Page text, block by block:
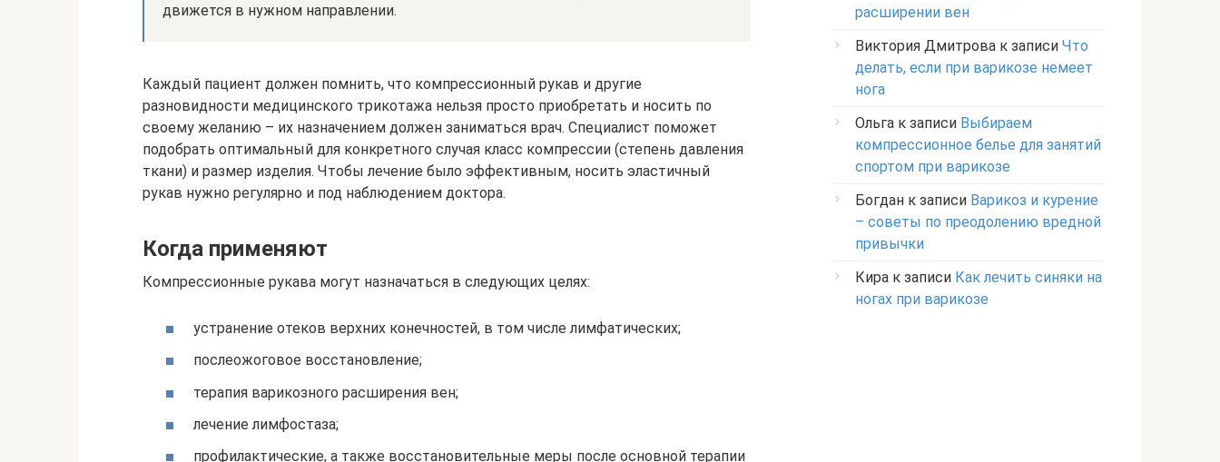
движется в нужном направлении.
Каждый пациент должен помнить, что компрессионный рукав и другие
разновидности медицинского трикотажа нельзя просто приобретать и носить по
своему желанию – их назначением должен заниматься врач. Специалист поможет
подобрать оптимальный для конкретного случая класс компрессии (степень давления
ткани) и размер изделия. Чтобы лечение было эффективным, носить эластичный
рукав нужно регулярно и под наблюдением доктора.
Когда применяют
Компрессионные рукава могут назначаться в следующих целях:
устранение отеков верхних конечностей, в том числе лимфатических;
послеожоговое восстановление;
терапия варикозного расширения вен;
лечение лимфостаза;
профилактические, а также восстановительные меры после основной терапии
расширении вен
Виктория Дмитрова к записи Что
делать, если при варикозе немеет
нога
Ольга к записи Выбираем
компрессионное белье для занятий
спортом при варикозе
Богдан к записи Варикоз и курение
– советы по преодолению вредной
привычки
Кира к записи Как лечить синяки на
ногах при варикозе